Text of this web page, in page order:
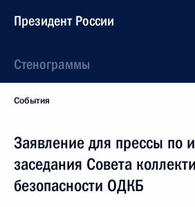
Президент России
Стенограммы
События
Заявление для прессы по
заседания Совета
безопасности ОДКБ